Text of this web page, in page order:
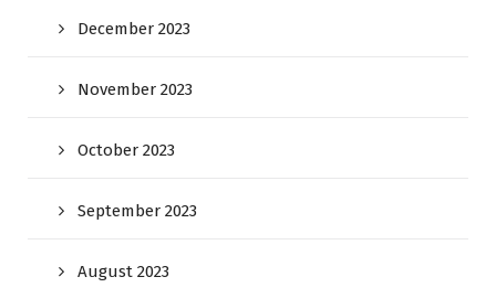
December 2023
November 2023
October 2023
September 2023
August 2023